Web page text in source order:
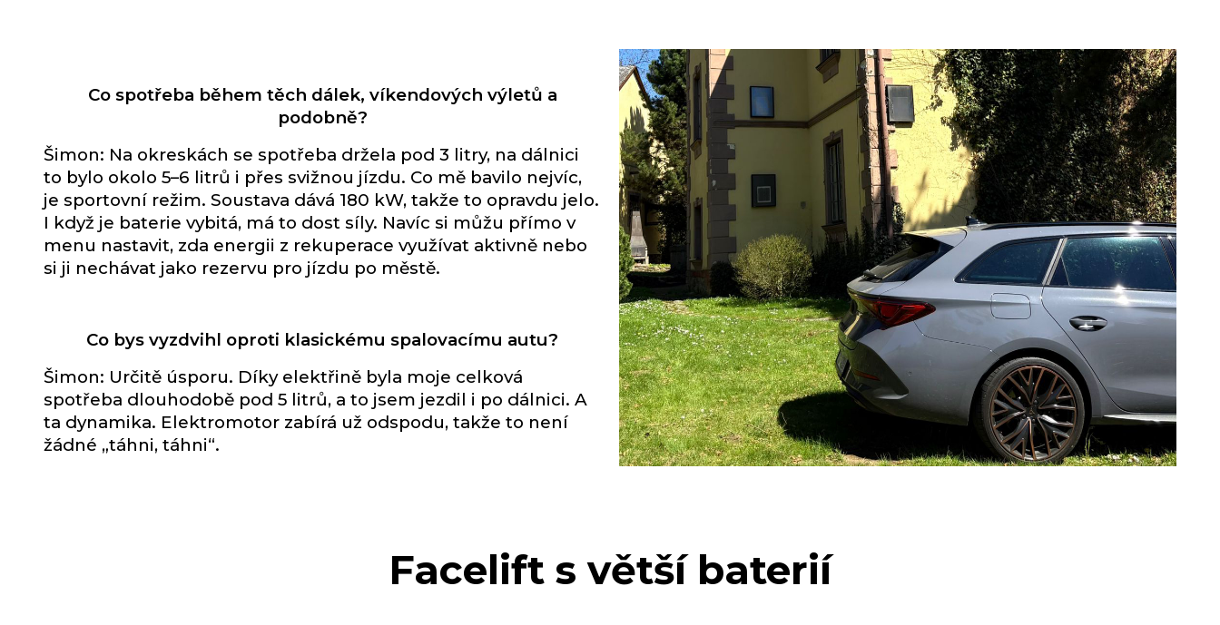
Co spotřeba během těch dálek, víkendových výletů a
podobně?
Šimon: Na okreskách se spotřeba držela pod 3 litry, na dálnici
to bylo okolo 5–6 litrů i přes svižnou jízdu. Co mě bavilo nejvíc,
je sportovní režim. Soustava dává 180 kW, takže to opravdu jelo.
I když je baterie vybitá, má to dost síly. Navíc si můžu přímo v
menu nastavit, zda energii z rekuperace využívat aktivně nebo
si ji nechávat jako rezervu pro jízdu po městě.
Co bys vyzdvihl oproti klasickému spalovacímu autu?
Šimon: Určitě úsporu. Díky elektřině byla moje celková
spotřeba dlouhodobě pod 5 litrů, a to jsem jezdil i po dálnici. A
ta dynamika. Elektromotor zabírá už odspodu, takže to není
žádné „táhni, táhni“.
Facelift s větší baterií